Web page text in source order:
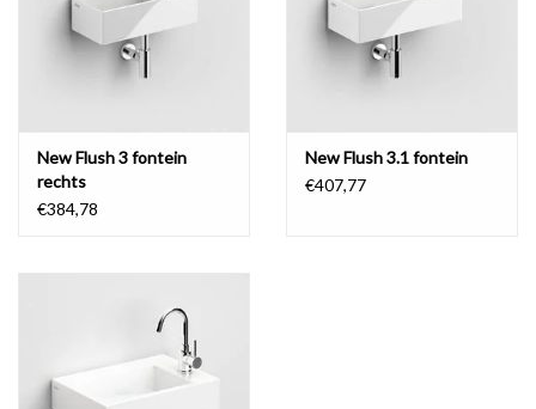
New Flush 3 fontein
rechts
€384,78
New Flush 3.1 fontein
€407,77